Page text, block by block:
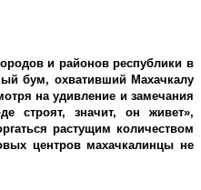
и районов республики в
бум, охвативший Махачкалу
на удивление и замечания
строят, значит, он живет»,
растущим количеством
центров махачкалинцы не